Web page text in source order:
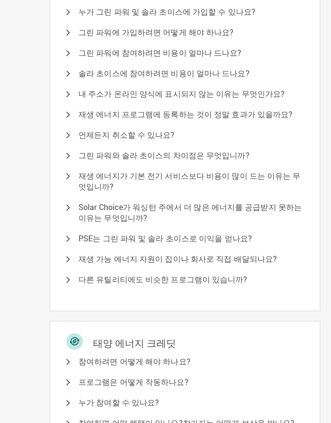
누가 그린 파워 및 솔라 초이스에 가입할 수 있나요?
그린 파워에 가입하려면 어떻게 해야 하나요?
그린 파워에 참여하려면 비용이 얼마나 드나요?
솔라 초이스에 참여하려면 비용이 얼마나 드나요?
내 주소가 온라인 양식에 표시되지 않는 이유는 무엇인가요?
재생 에너지 프로그램에 등록하는 것이 정말 효과가 있을까요?
언제든지 취소할 수 있나요?
그린 파워와 솔라 초이스의 차이점은 무엇입니까?
재생 에너지가 기본 전기 서비스보다 비용이 많이 드는 이유는 무
엇입니까?
Solar Choice가 워싱턴 주에서 더 많은 에너지를 공급받지 못하는
이유는 무엇입니까?
PSE는 그린 파워 및 솔라 초이스로 이익을 얻나요?
재생 가능 에너지 자원이 집이나 회사로 직접 배달되나요?
다른 유틸리티에도 비슷한 프로그램이 있습니까?
태양 에너지 크레딧
참여하려면 어떻게 해야 하나요?
프로그램은 어떻게 작동하나요?
누가 참여할 수 있나요?